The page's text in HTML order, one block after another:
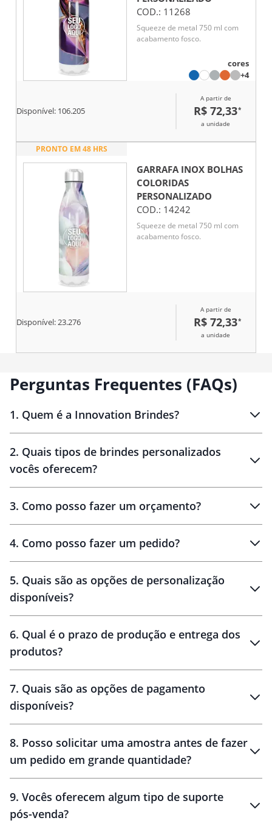
COD.: 11268
Squeeze de metal 750 ml com
acabamento fosco.
cores
+4
Disponível: 106.205
A partir de
R$ 72,33*
a unidade
PRONTO EM 48 HRS
GARRAFA INOX BOLHAS
COLORIDAS
PERSONALIZADO
COD.: 14242
Squeeze de metal 750 ml com
acabamento fosco.
Disponível:23.276
A partir de
R$ 72,33*
a unidade
Perguntas Frequentes (FAQs)
1. Quem é a Innovation Brindes?
Brindes personalizados
2. Quais tipos de brindes personalizados
vocês oferecem?
personalizados
3. Como posso fazer um orçamento?
brinde
personalização
4. Como posso fazer um pedido?
amostra virtual
5. Quais são as opções de personalização
disponíveis?
6. Qual é o prazo de produção e entrega dos
produtos?
10 dias
brinde
48 horas
7. Quais são as opções de pagamento
disponíveis?
8. Posso solicitar uma amostra antes de fazer
um pedido em grande quantidade?
9. Vocês oferecem algum tipo de suporte
pós-venda?